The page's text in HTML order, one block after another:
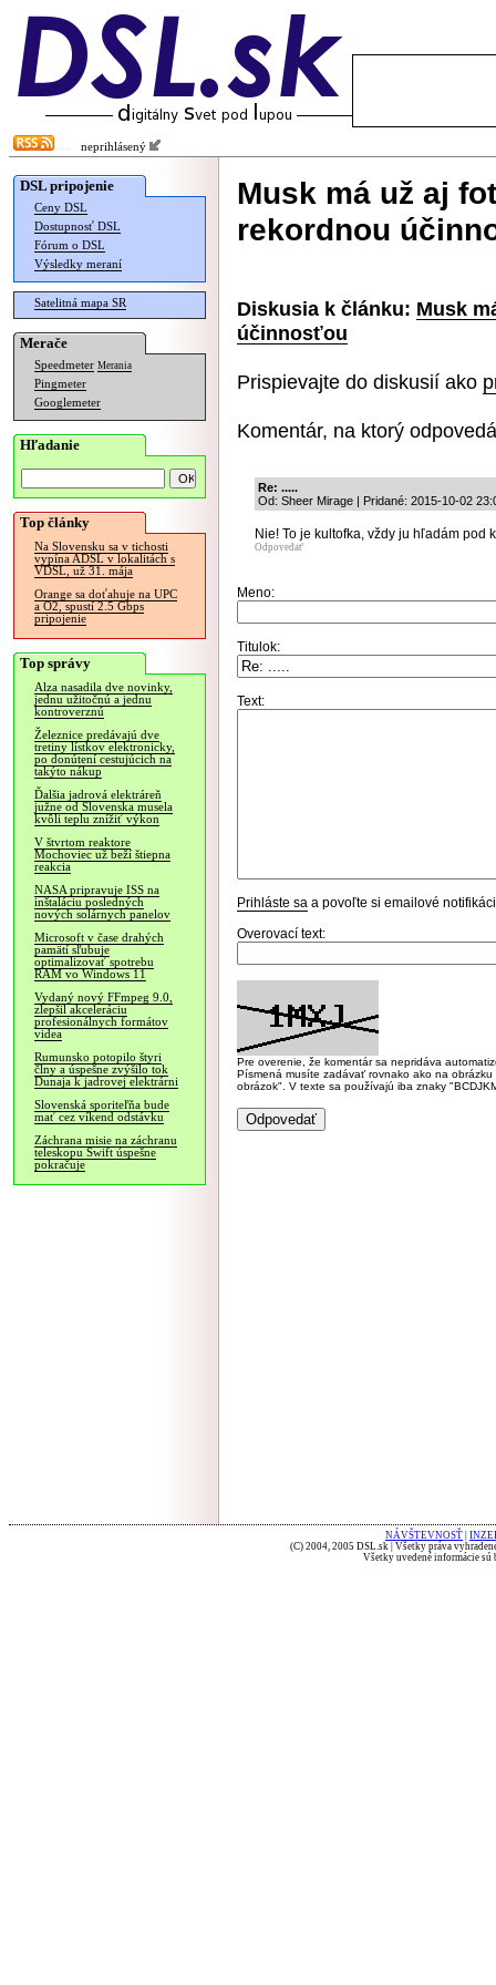
neprihlásený
DSL pripojenie
Ceny DSL
Dostupnosť DSL
Fórum o DSL
Výsledky meraní
Satelitná mapa SR
Merače
Speedmeter Merania
Pingmeter
Googlemeter
Hľadanie
Top články
Na Slovensku sa v tichosti
vypína ADSL v lokalitách s
VDSL, už 31. mája
Orange sa doťahuje na UPC
a O2, spustí 2.5 Gbps
pripojenie
Top správy
Alza nasadila dve novinky,
jednu užitočnú a jednu
kontroverznú
Železnice predávajú dve
tretiny lístkov elektronicky,
po donútení cestujúcich na
takýto nákup
Ďalšia jadrová elektráreň
južne od Slovenska musela
kvôli teplu znížiť výkon
V štvrtom reaktore
Mochoviec už beží štiepna
reakcia
NASA pripravuje ISS na
inštaláciu posledných
nových solárnych panelov
Microsoft v čase drahých
pamätí sľubuje
optimalizovať spotrebu
RAM vo Windows 11
Vydaný nový FFmpeg 9.0,
zlepšil akceleráciu
profesionálnych formátov
videa
Rumunsko potopilo štyri
člny a úspešne zvýšilo tok
Dunaja k jadrovej elektrárni
Slovenská sporiteľňa bude
mať cez víkend odstávku
Záchrana misie na záchranu
teleskopu Swift úspešne
pokračuje
Musk má už aj
rekordnou
Diskusia k článku: Musk
účinnosťou
Prispievajte do diskusií ako
Komentár, na ktorý
Re: .....
Od: Sheer Mirage | Pridané: 2015-10-02
Nie! To je kultofka, vždy ju hľadám pod
Odpovedať
Meno:
Titulok:
Text:
Prihláste sa a povoľte si emailové
Overovací text:
Pre overenie, že komentár sa nepridáva
Písmená musíte zadávať rovnako ako na
obrázok". V texte sa používajú iba znaky
NÁVŠTEVNOSŤ
(C) 2004, 2005 DSL.sk | Všetky práva
Všetky uvedené informácie sú